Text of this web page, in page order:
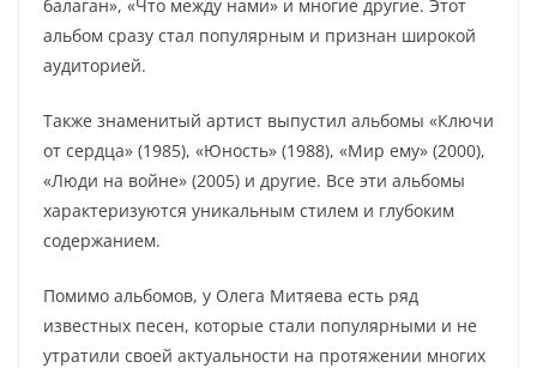
балаган», «Что между нами» и многие другие. Этот
альбом сразу стал популярным и признан широкой
аудиторией.
Также знаменитый артист выпустил альбомы «Ключи
от сердца» (1985), «Юность» (1988), «Мир ему» (2000),
«Люди на войне» (2005) и другие. Все эти альбомы
характеризуются уникальным стилем и глубоким
содержанием.
Помимо альбомов, у Олега Митяева есть ряд
известных песен, которые стали популярными и не
утратили своей актуальности на протяжении многих